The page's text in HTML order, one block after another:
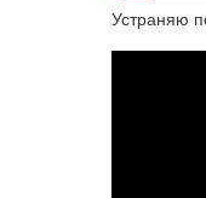
Устраняю